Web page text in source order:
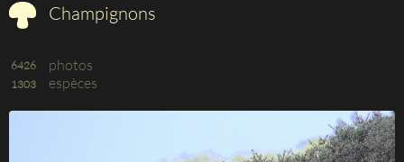
Champignons
6426 photos
1303 espèces